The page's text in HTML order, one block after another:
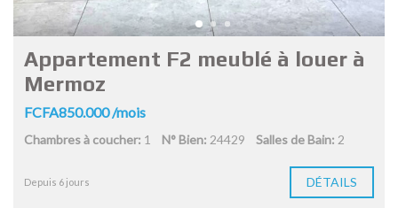
Appartement F2 meublé à louer à
Mermoz
FCFA850.000 /mois
Chambres à coucher: 1 N° Bien: 24429 Salles de Bain: 2
Depuis 6 jours DÉTAILS